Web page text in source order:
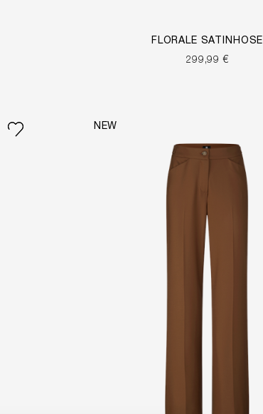
FLORALE SATINHOSE
299,99 €
NEW